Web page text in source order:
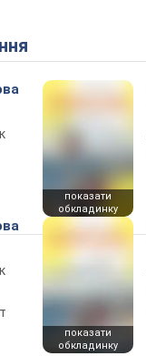
показати
обкладинку
показати
обкладинку